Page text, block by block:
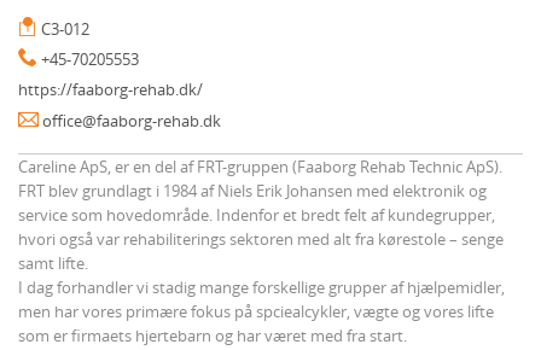
C3-012
+45-70205553
https://faaborg-rehab.dk/
office@faaborg-rehab.dk
Careline ApS, er en del af FRT-gruppen (Faaborg Rehab Technic ApS).
FRT blev grundlagt i 1984 af Niels Erik Johansen med elektronik og
service som hovedområde. Indenfor et bredt felt af kundegrupper,
hvori også var rehabiliterings sektoren med alt fra kørestole – senge
samt lifte.
I dag forhandler vi stadig mange forskellige grupper af hjælpemidler,
men har vores primære fokus på spciealcykler, vægte og vores lifte
som er firmaets hjertebarn og har været med fra start.